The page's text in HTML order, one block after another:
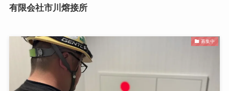
有限会社市川熔接所
募集中